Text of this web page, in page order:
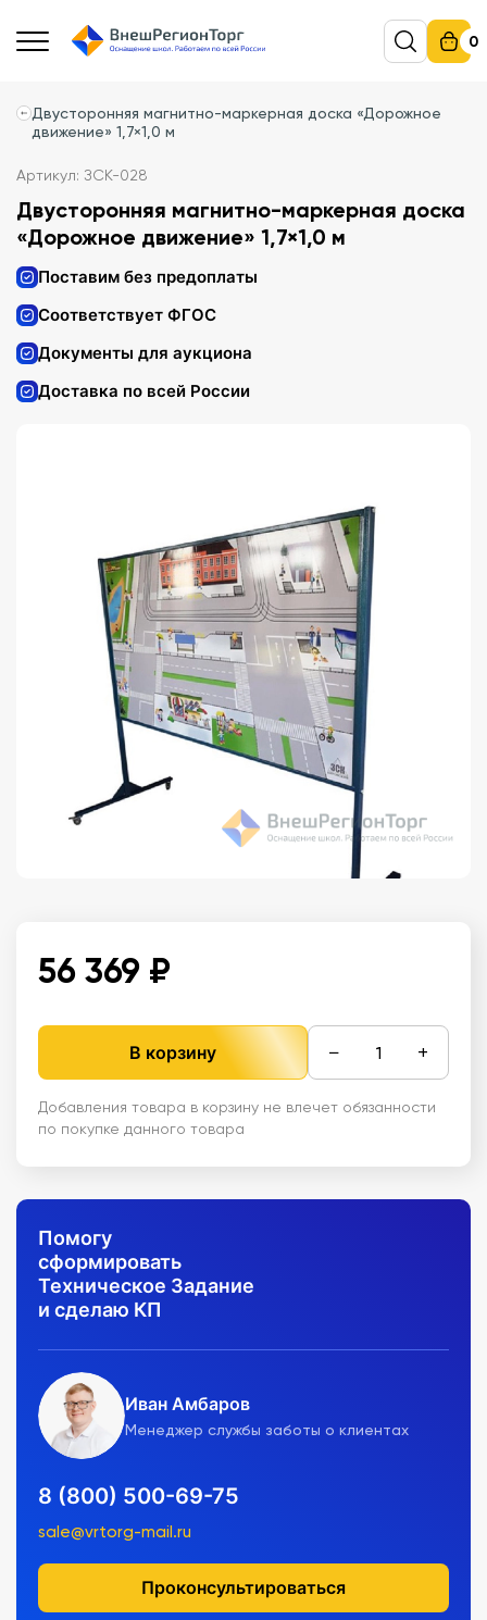
0
Двусторонняя магнитно-маркерная доска «Дорожное
движение» 1,7×1,0 м
Артикул: ЗСК-028
Двусторонняя магнитно-маркерная доска
«Дорожное движение» 1,7×1,0 м
Поставим без предоплаты
Соответствует ФГОС
Документы для аукциона
Доставка по всей России
56 369 ₽
В корзину − +
Добавления товара в корзину не влечет обязанности
по покупке данного товара
Помогу
сформировать
Техническое Задание
и сделаю КП
Иван Амбаров
Менеджер службы заботы о клиентах
8 (800) 500-69-75
sale@vrtorg-mail.ru
Проконсультироваться